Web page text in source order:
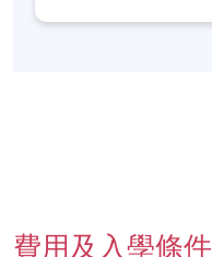
共6課18小時
理學考試。
費用及入學條件